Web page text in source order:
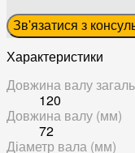
Зв'язатися з
Характеристики
Довжина валу
120
Довжина валу (мм)
72
Діаметр вала (мм)